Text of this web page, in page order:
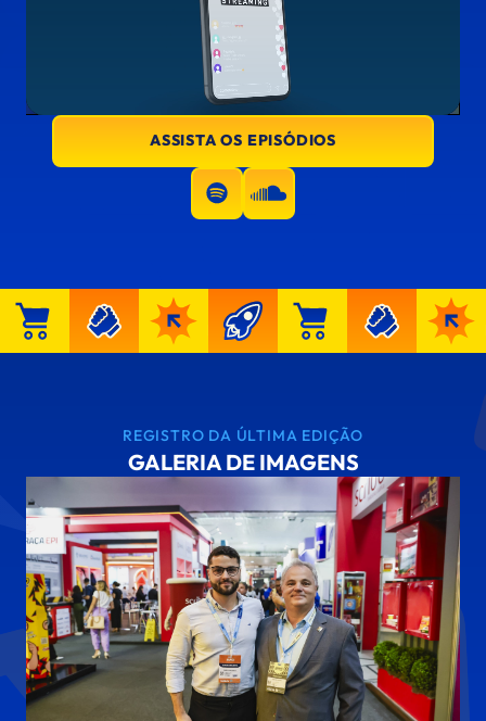
ASSISTA OS EPISÓDIOS
REGISTRO DA ÚLTIMA EDIÇÃO
GALERIA DE IMAGENS